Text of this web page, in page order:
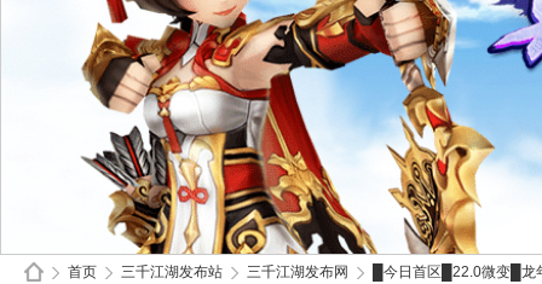
首页 三千江湖发布站 三千江湖发布网 █今日首区█22.0微变█龙